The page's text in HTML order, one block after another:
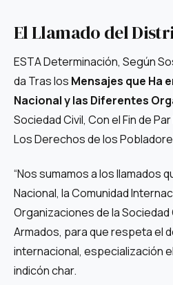
El Llamado del
ESTA Determinación, Según
da Tras los Mensajes que Ha
Nacional y las Diferentes
Sociedad Civil, Con el Fin de
Los Derechos de los
“Nos sumamos a los llamados
Nacional, la Comunidad
Organizaciones de la Sociedad
Armados, para que respeta el
internacional, especialización
indicón char.